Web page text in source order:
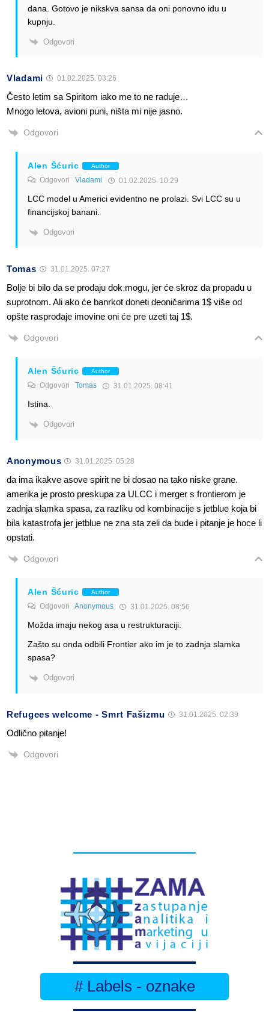
dana. Gotovo je nikskva sansa da oni ponovno idu u
kupnju.
Odgovori
Vladami 01.02.2025. 03:26
Često letim sa Spiritom iako me to ne raduje…
Mnogo letova, avioni puni, ništa mi nije jasno.
Odgovori
Alen Šćuric Author
Odgovori Vladami 01.02.2025. 10:29
LCC model u Americi evidentno ne prolazi. Svi LCC su u
financijskoj banani.
Odgovori
Tomas 31.01.2025. 07:27
Bolje bi bilo da se prodaju dok mogu, jer će skroz da propadu u
suprotnom. Ali ako će banrkot doneti deoničarima 1$ više od
opšte rasprodaje imovine oni će pre uzeti taj 1$.
Odgovori
Alen Šćuric Author
Odgovori Tomas 31.01.2025. 08:41
Istina.
Odgovori
Anonymous 31.01.2025. 05:28
da ima ikakve asove spirit ne bi dosao na tako niske grane.
amerika je prosto preskupa za ULCC i merger s frontierom je
zadnja slamka spasa, za razliku od kombinacije s jetblue koja bi
bila katastrofa jer jetblue ne zna sta zeli da bude i pitanje je hoce li
opstati.
Odgovori
Alen Šćuric Author
Odgovori Anonymous 31.01.2025. 08:56
Možda imaju nekog asa u restrukturaciji.
Zašto su onda odbili Frontier ako im je to zadnja slamka
spasa?
Odgovori
Refugees welcome - Smrt Fašizmu 31.01.2025. 02:39
Odlično pitanje!
Odgovori
# Labels - oznake